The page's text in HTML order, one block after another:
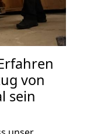
von
sein